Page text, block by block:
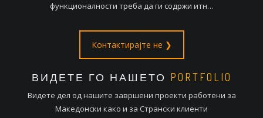
функционалности треба да ги содржи итн…
Контактирајте не ❯
ВИДЕТЕ ГО НАШЕТО PORTFOLIO
Видете дел од нашите завршени проекти работени за
Македонски како и за Странски клиенти